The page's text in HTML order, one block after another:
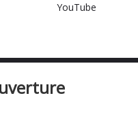
YouTube